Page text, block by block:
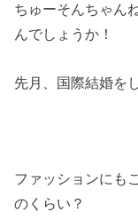
ちゅーそんちゃん
んでしょうか！
先月、国際結婚を
ファッションにも
のくらい？